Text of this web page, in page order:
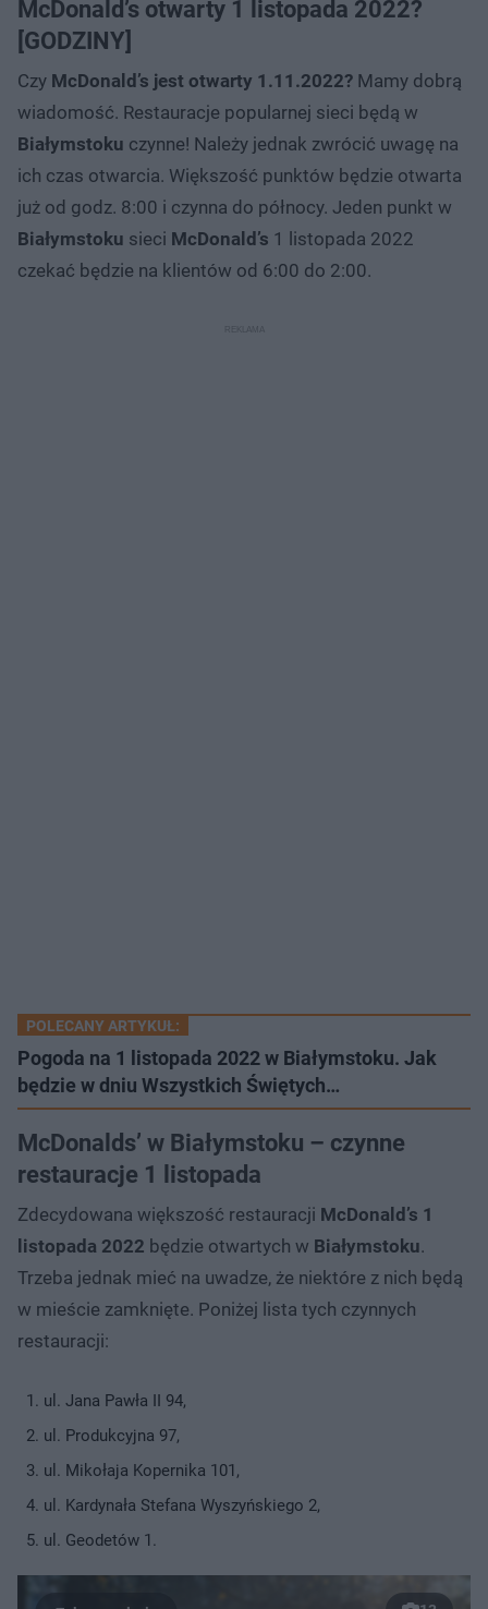
McDonald’s otwarty 1 listopada 2022?
[GODZINY]
Czy McDonald’s jest otwarty 1.11.2022? Mamy dobrą
wiadomość. Restauracje popularnej sieci będą w
Białymstoku czynne! Należy jednak zwrócić uwagę na
ich czas otwarcia. Większość punktów będzie otwarta
już od godz. 8:00 i czynna do północy. Jeden punkt w
Białymstoku sieci McDonald’s 1 listopada 2022
czekać będzie na klientów od 6:00 do 2:00.
POLECANY ARTYKUŁ:
Pogoda na 1 listopada 2022 w Białymstoku. Jak
będzie w dniu Wszystkich Świętych…
McDonalds’ w Białymstoku – czynne
restauracje 1 listopada
Zdecydowana większość restauracji McDonald’s 1
listopada 2022 będzie otwartych w Białymstoku.
Trzeba jednak mieć na uwadze, że niektóre z nich będą
w mieście zamknięte. Poniżej lista tych czynnych
restauracji:
ul. Jana Pawła II 94,
ul. Produkcyjna 97,
ul. Mikołaja Kopernika 101,
ul. Kardynała Stefana Wyszyńskiego 2,
ul. Geodetów 1.